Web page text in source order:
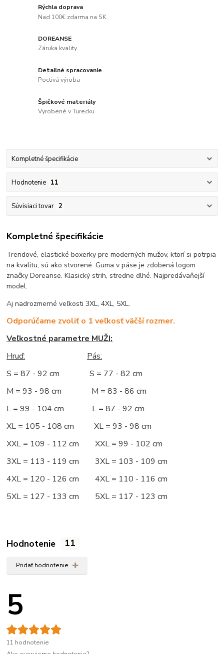
Rýchla doprava
Nad 100€ zdarma na SK
DOREANSE
Záruka kvality
Detailné spracovanie
Poctivá výroba
Špičkové materiály
Vyrobené v Turecku
Kompletné špecifikácie
Hodnotenie 11
Súvisiaci tovar 2
Kompletné špecifikácie
Trendové, elastické boxerky pre moderných mužov, ktorí si potrpia
na kvalitu, sú ako stvorené. Guma v páse je zdobená logom
značky Doreanse. Klasický strih, stredne dlhé. Najpredávaňejší
model.
Aj nadrozmerné veľkosti 3XL, 4XL, 5XL.
Odporúčame zvoliť o 1 veľkosť väčší rozmer.
Veľkostné parametre MUŽI:
Hruď:
Pás:
S = 87 - 92 cm S = 77 - 82 cm
M = 93 - 98 cm M = 83 - 86 cm
L = 99 - 104 cm L = 87 - 92 cm
XL = 105 - 108 cm XL = 93 - 98 cm
XXL = 109 - 112 cm XXL = 99 - 102 cm
3XL = 113 - 119 cm 3XL = 103 - 109 cm
4XL = 120 - 126 cm 4XL = 110 - 116 cm
5XL = 127 - 133 cm 5XL = 117 - 123 cm
Hodnotenie 11
Pridať hodnotenie
5
11 hodnotenie